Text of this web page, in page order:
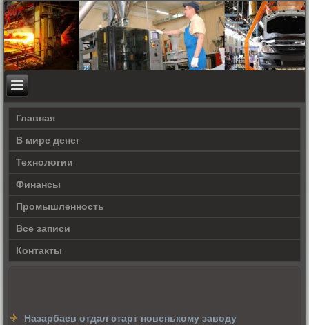
Главная
В мире денег
Технологии
Финансы
Промышленность
Все записи
Контакты
Назарбаев отдал старт новенькому заводу